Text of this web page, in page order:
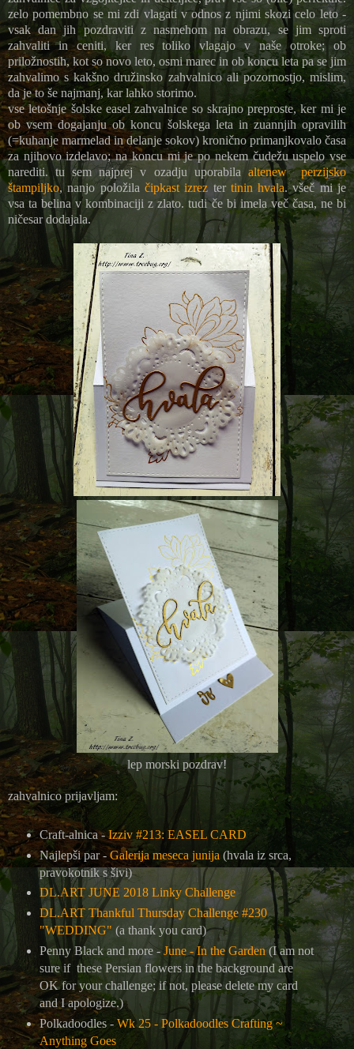
zelo pomembno se mi zdi vlagati v odnos z njimi skozi celo leto -
vsak dan jih pozdraviti z nasmehom na obrazu, se jim sproti
zahvaliti in ceniti, ker res toliko vlagajo v naše otroke; ob
priložnostih, kot so novo leto, osmi marec in ob koncu leta pa se jim
zahvalimo s kakšno družinsko zahvalnico ali pozornostjo, mislim,
da je to še najmanj, kar lahko storimo.
vse letošnje šolske easel zahvalnice so skrajno preproste, ker mi je
ob vsem dogajanju ob koncu šolskega leta in zuannjih opravilih
(=kuhanje marmelad in delanje sokov) kronično primanjkovalo časa
za njihovo izdelavo; na koncu mi je po nekem čudežu uspelo vse
narediti. tu sem najprej v ozadju uporabila altenew perzijsko
štampiljko, nanjo položila čipkast izrez ter tinin hvala. všeč mi je
vsa ta belina v kombinaciji z zlato. tudi če bi imela več časa, ne bi
ničesar dodajala.
lep morski pozdrav!
zahvalnico prijavljam:
Craft-alnica -Izziv #213: EASEL CARD
Najlepši par - Galerija meseca junija (hvala iz srca,
pravokotnik s šivi)
DL.ART JUNE 2018 Linky Challenge
DL.ART Thankful Thursday Challenge #230
"WEDDING" (a thank you card)
Penny Black and more -June - In the Garden (I am not
sure if these Persian flowers in the background are
OK for your challenge; if not, please delete my card
and I apologize.)
Polkadoodles - Wk 25 - Polkadoodles Crafting ~
Anything Goes